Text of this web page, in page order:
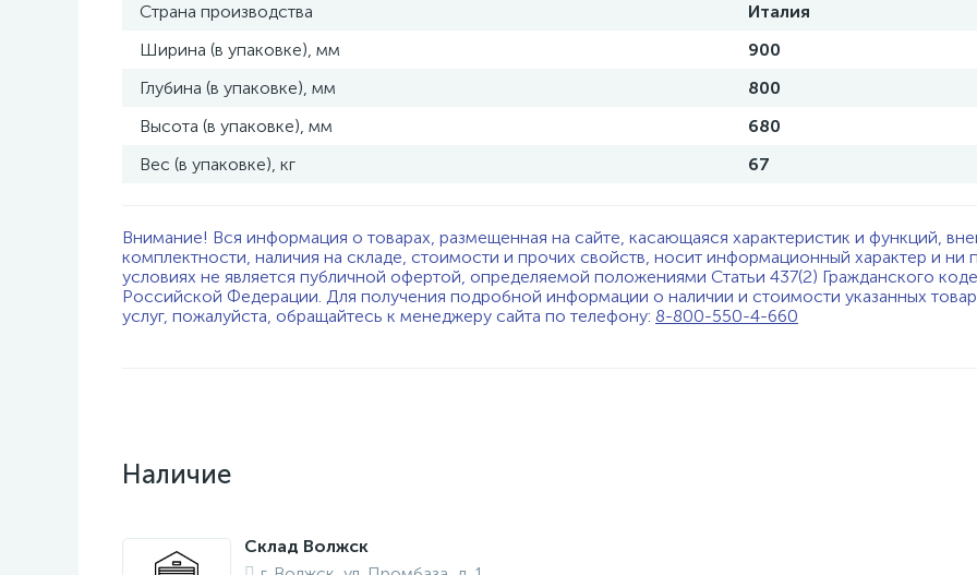
Страна производства
Италия
Ширина (в упаковке), мм
900
Глубина (в упаковке), мм
800
Высота (в упаковке), мм
680
Вес (в упаковке), кг
67
Внимание! Вся информация о товарах, размещенная на сайте, касающаяся характеристик и функций,
комплектности, наличия на складе, стоимости и прочих свойств, носит информационный характер и ни
условиях не является публичной офертой, определяемой положениями Статьи 437(2) Гражданского
Российской Федерации. Для получения подробной информации о наличии и стоимости указанных
услуг, пожалуйста, обращайтесь к менеджеру сайта по телефону: 8-800-550-4-660
Наличие
Склад Волжск